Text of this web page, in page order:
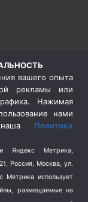
вашего опыта
рекламы или
Нажимая
нами
наша Политика
Яндекс Метрика,
Россия, Москва, ул.
использует
размещаемые на